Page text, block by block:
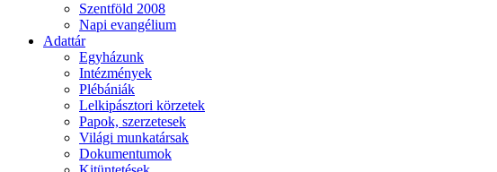
Szentföld 2008
Napi evangélium
Adattár
Egyházunk
Intézmények
Plébániák
Lelkipásztori körzetek
Papok, szerzetesek
Világi munkatársak
Dokumentumok